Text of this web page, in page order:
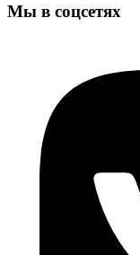
Мы в соцсетях